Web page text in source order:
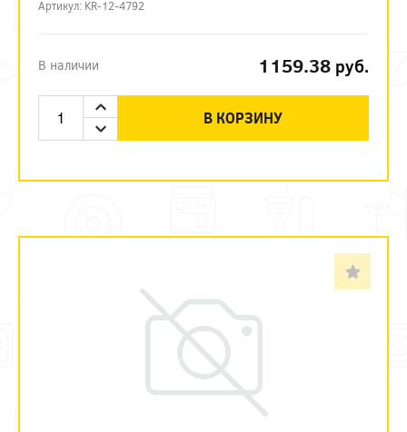
Артикул: KR-12-4792
В наличии 1159.38 руб.
В КОРЗИНУ